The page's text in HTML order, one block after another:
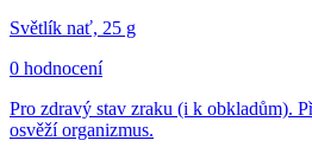
Světlík nať, 25 g
0 hodnocení
Pro zdravý stav zraku (i k obkladům).
osvěží organizmus.